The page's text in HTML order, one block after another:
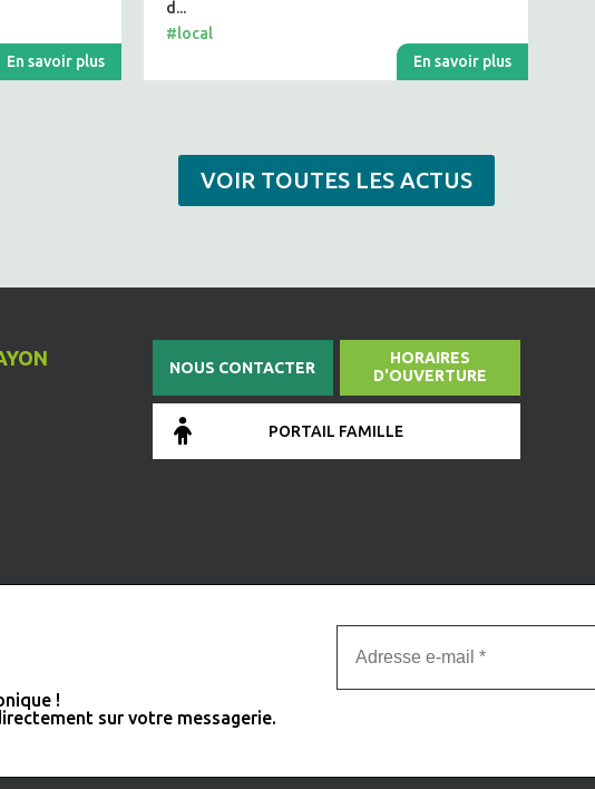
En savoir plus
d...
#local
En savoir plus
VOIR TOUTES LES ACTUS
NOUS CONTACTER
HORAIRES
D'OUVERTURE
PORTAIL FAMILLE
!
sur votre messagerie.